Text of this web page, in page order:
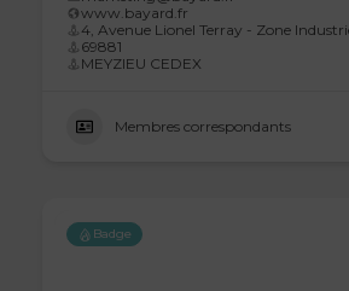
www.bayard.fr
4, Avenue Lionel Terray - Zone
69881
MEYZIEU CEDEX
Membres correspondants
Badge